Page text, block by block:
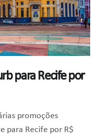
para Recife por
promoções
para Recife por R$